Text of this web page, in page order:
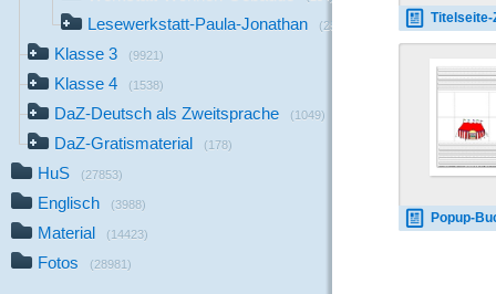
Lesewerkstatt-Paula-Jonathan (256)
Klasse 3 (9921)
Klasse 4 (1538)
DaZ-Deutsch als Zweitsprache (1049)
DaZ-Gratismaterial (178)
HuS (27853)
Englisch (3988)
Material (14423)
Fotos (28981)
Titelseite-
Popup-Buch-Zirkus-